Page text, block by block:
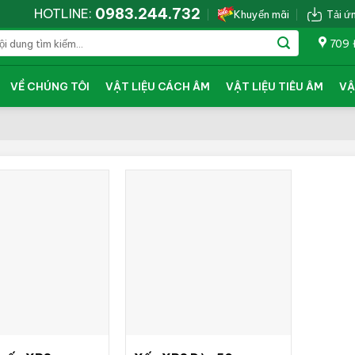
HOTLINE: 0983.244.732 Khuyến mãi Tải
709
VỀ CHÚNG TÔI VẬT LIỆU CÁCH ÂM VẬT LIỆU TIÊU ÂM